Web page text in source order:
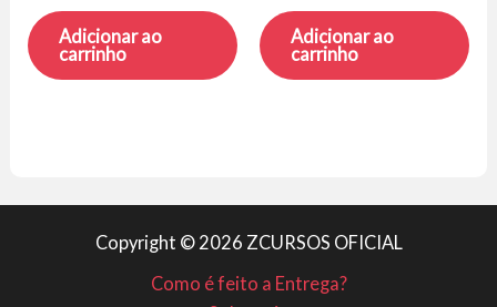
Adicionar ao
carrinho
Adicionar ao
carrinho
Copyright © 2026 ZCURSOS OFICIAL
Como é feito a Entrega?